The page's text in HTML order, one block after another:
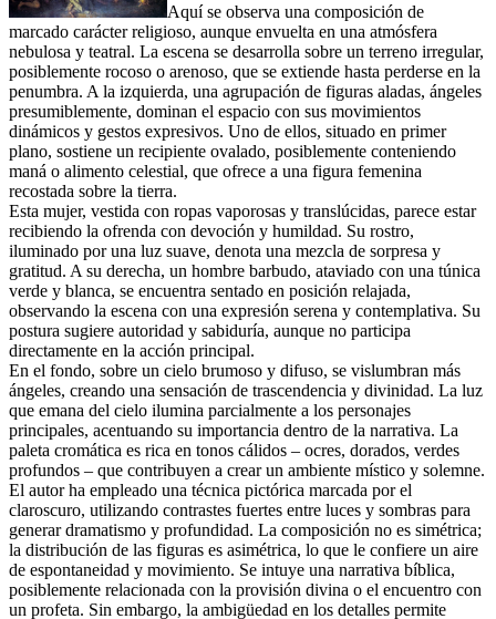
Aquí se observa una composición de
marcado carácter religioso, aunque envuelta en una atmósfera
nebulosa y teatral. La escena se desarrolla sobre un terreno irregular,
posiblemente rocoso o arenoso, que se extiende hasta perderse en la
penumbra. A la izquierda, una agrupación de figuras aladas, ángeles
presumiblemente, dominan el espacio con sus movimientos
dinámicos y gestos expresivos. Uno de ellos, situado en primer
plano, sostiene un recipiente ovalado, posiblemente conteniendo
maná o alimento celestial, que ofrece a una figura femenina
recostada sobre la tierra.
Esta mujer, vestida con ropas vaporosas y translúcidas, parece estar
recibiendo la ofrenda con devoción y humildad. Su rostro,
iluminado por una luz suave, denota una mezcla de sorpresa y
gratitud. A su derecha, un hombre barbudo, ataviado con una túnica
verde y blanca, se encuentra sentado en posición relajada,
observando la escena con una expresión serena y contemplativa. Su
postura sugiere autoridad y sabiduría, aunque no participa
directamente en la acción principal.
En el fondo, sobre un cielo brumoso y difuso, se vislumbran más
ángeles, creando una sensación de trascendencia y divinidad. La luz
que emana del cielo ilumina parcialmente a los personajes
principales, acentuando su importancia dentro de la narrativa. La
paleta cromática es rica en tonos cálidos – ocres, dorados, verdes
profundos – que contribuyen a crear un ambiente místico y solemne.
El autor ha empleado una técnica pictórica marcada por el
claroscuro, utilizando contrastes fuertes entre luces y sombras para
generar dramatismo y profundidad. La composición no es simétrica;
la distribución de las figuras es asimétrica, lo que le confiere un aire
de espontaneidad y movimiento. Se intuye una narrativa bíblica,
posiblemente relacionada con la provisión divina o el encuentro con
un profeta. Sin embargo, la ambigüedad en los detalles permite